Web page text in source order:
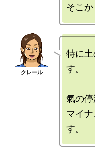
特に
す。
氣の停
マイ